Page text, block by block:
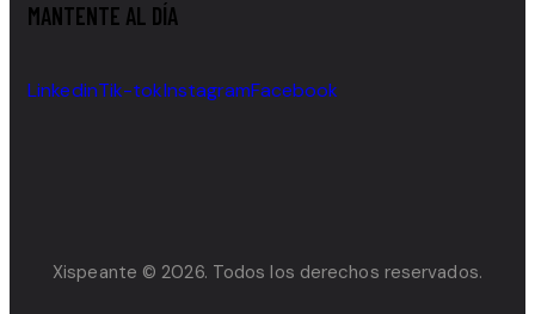
MANTENTE AL DÍA
LinkedinTik-tokInstagramFacebook
Xispeante © 2026. Todos los derechos reservados.